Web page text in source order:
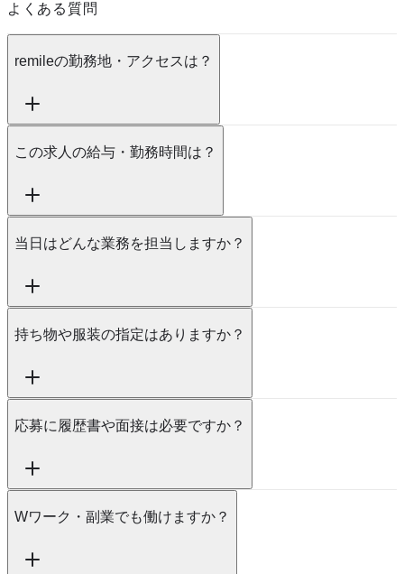
よくある質問
remileの勤務地・アクセスは？
この求人の給与・勤務時間は？
当日はどんな業務を担当しますか？
持ち物や服装の指定はありますか？
応募に履歴書や面接は必要ですか？
Wワーク・副業でも働けますか？